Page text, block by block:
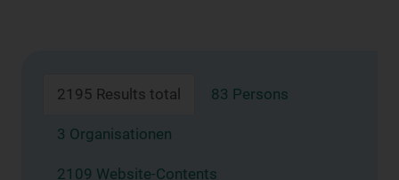
2195 Results total 83 Persons
3 Organisationen
2109 Website-Contents